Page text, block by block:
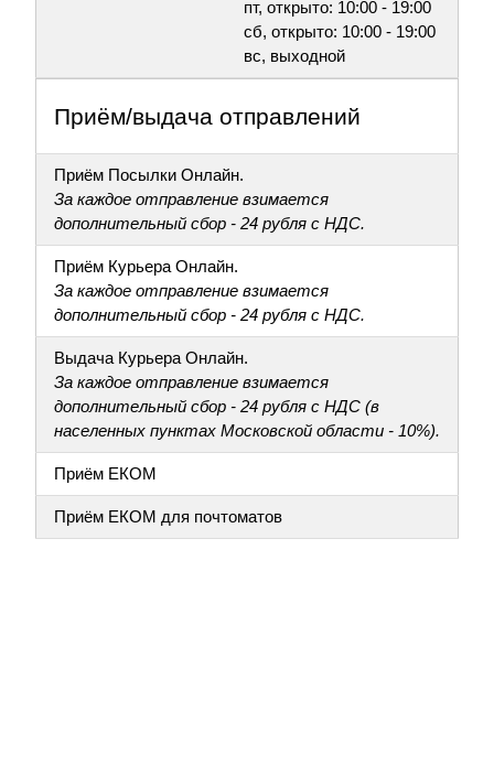
пт, открыто: 10:00 - 19:00
сб, открыто: 10:00 - 19:00
вс, выходной
Приём/выдача отправлений
Приём Посылки Онлайн.
За каждое отправление взимается
дополнительный сбор - 24 рубля с НДС.
Приём Курьера Онлайн.
За каждое отправление взимается
дополнительный сбор - 24 рубля с НДС.
Выдача Курьера Онлайн.
За каждое отправление взимается
дополнительный сбор - 24 рубля с НДС (в
населенных пунктах Московской области - 10%).
Приём ЕКОМ
Приём ЕКОМ для почтоматов